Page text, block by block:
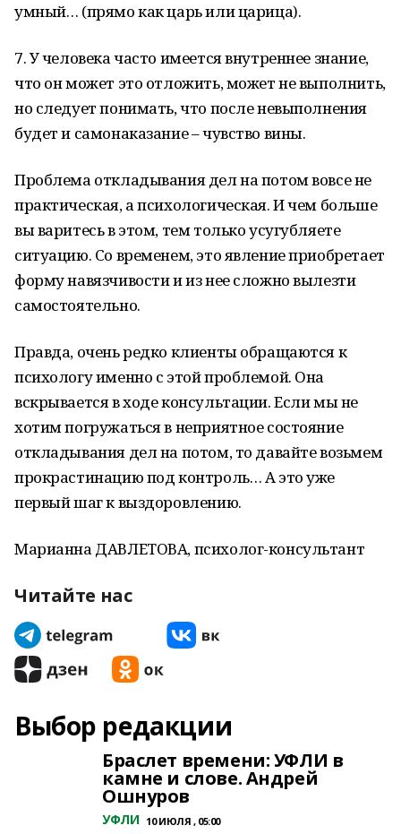
умный… (прямо как царь или царица).
7. У человека часто имеется внутреннее знание,
что он может это отложить, может не выполнить,
но следует понимать, что после невыполнения
будет и самонаказание – чувство вины.
Проблема откладывания дел на потом вовсе не
практическая, а психологическая. И чем больше
вы варитесь в этом, тем только усугубляете
ситуацию. Со временем, это явление приобретает
форму навязчивости и из нее сложно вылезти
самостоятельно.
Правда, очень редко клиенты обращаются к
психологу именно с этой проблемой. Она
вскрывается в ходе консультации. Если мы не
хотим погружаться в неприятное состояние
откладывания дел на потом, то давайте возьмем
прокрастинацию под контроль… А это уже
первый шаг к выздоровлению.
Марианна ДАВЛЕТОВА, психолог-консультант
Читайте нас
Выбор редакции
Браслет времени: УФЛИ в
камне и слове. Андрей
Ошнуров
УФЛИ 10 ИЮЛЯ , 05:00